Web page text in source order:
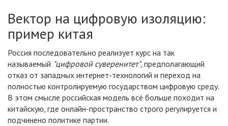
Вектор на цифровую изоляцию:
пример китая
Россия последовательно реализует курс на так
называемый "цифровой суверенитет", предполагающий
отказ от западных интернет-технологий и переход на
полностью контролируемую государством цифровую среду.
В этом смысле российская модель всё больше походит на
китайскую, где онлайн-пространство строго регулируется и
подчинено политике партии.